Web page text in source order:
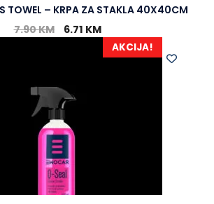
TOWEL – KRPA ZA STAKLA 40X40CM
7.90KM 6.71 KM
AKCIJA!